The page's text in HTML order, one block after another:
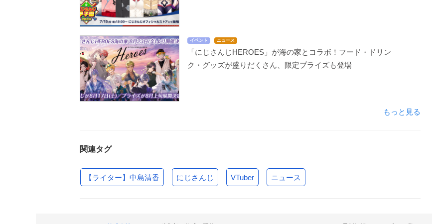
イベント ニュース
「にじさんじHEROES」が海の家とコラボ！フード・ドリン
ク・グッズが盛りだくさん、限定プライズも登場
もっと見る
関連タグ
【ライター】中島清香 にじさんじ VTuber ニュース